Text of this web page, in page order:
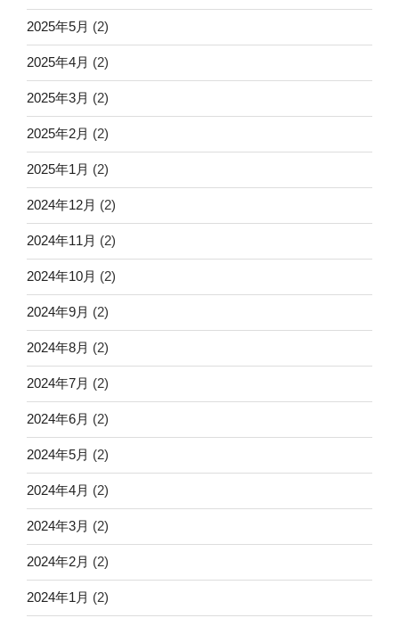
2025年5月 (2)
2025年4月 (2)
2025年3月 (2)
2025年2月 (2)
2025年1月 (2)
2024年12月 (2)
2024年11月 (2)
2024年10月 (2)
2024年9月 (2)
2024年8月 (2)
2024年7月 (2)
2024年6月 (2)
2024年5月 (2)
2024年4月 (2)
2024年3月 (2)
2024年2月 (2)
2024年1月 (2)